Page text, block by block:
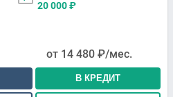
20 000₽
от 14 480 ₽/мес.
В КРЕДИТ